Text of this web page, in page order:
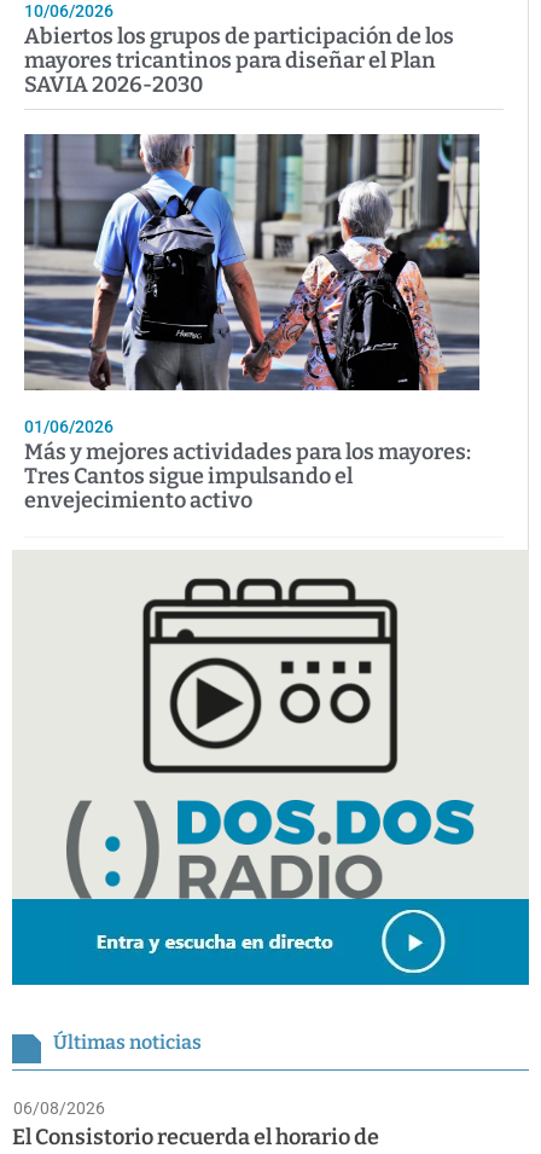
10/06/2026
Abiertos los grupos de participación de los
mayores tricantinos para diseñar el Plan
SAVIA 2026-2030
01/06/2026
Más y mejores actividades para los mayores:
Tres Cantos sigue impulsando el
envejecimiento activo
Últimas noticias
06/08/2026
El Consistorio recuerda el horario de